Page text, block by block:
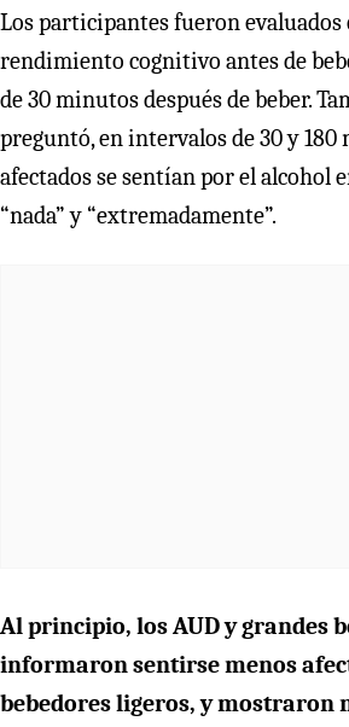
Los participantes fueron evaluados
rendimiento cognitivo antes de
de 30 minutos después de beber.
preguntó, en intervalos de 30 y
afectados se sentían por el alcohol
“nada” y “extremadamente”.
Al principio, los AUD y grandes
informaron sentirse menos
bebedores ligeros, y mostraron